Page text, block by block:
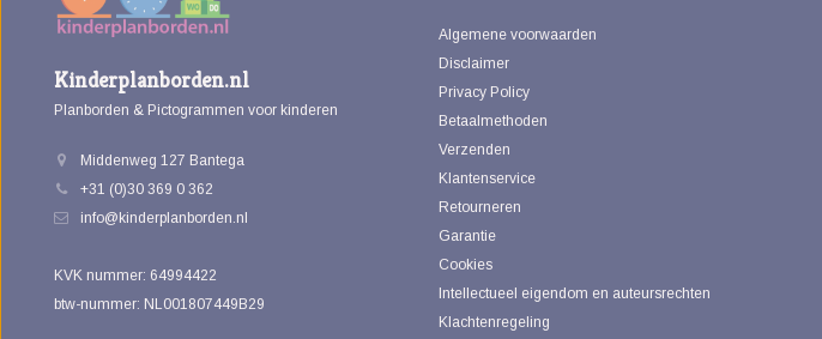
Kinderplanborden.nl
Planborden & Pictogrammen voor kinderen
Middenweg 127 Bantega
+31 (0)30 369 0 362
info@kinderplanborden.nl
KVK nummer: 64994422
btw-nummer: NL001807449B29
Algemene voorwaarden
Disclaimer
Privacy Policy
Betaalmethoden
Verzenden
Klantenservice
Retourneren
Garantie
Cookies
Intellectueel eigendom en auteursrechten
Klachtenregeling